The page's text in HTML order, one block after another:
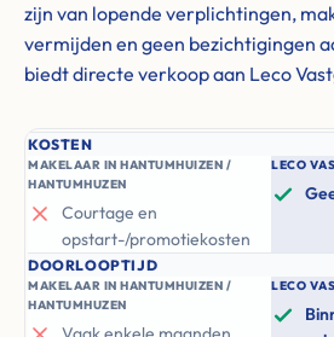
zijn van lopende verplichtingen,
vermijden en geen bezichtigingen
biedt directe verkoop aan Leco
KOSTEN
MAKELAAR IN HANTUMHUIZEN /
HANTUMHUZEN
Courtage en
opstart-/promotiekosten
LECO
DOORLOOPTIJD
MAKELAAR IN HANTUMHUIZEN /
HANTUMHUZEN
LECO